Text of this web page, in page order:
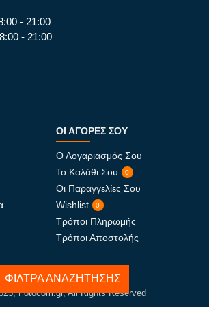
- 21:00
- 21:00
ΟΙ ΑΓΟΡΈΣ ΣΟΥ
Ο Λογαριασμός Σου
Το Καλάθι Σου
0
Οι Παραγγελίες Σου
Wishlist
0
Τρόποι Πληρωμής
Τρόποι Αποστολής
Fotocom.gr, All Rights Reserved
ΦΊΛΤΡΑ ΑΝΑΖΉΤΗΣΗΣ